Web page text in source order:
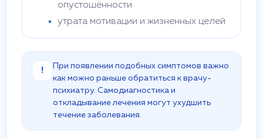
опустошённости
утрата мотивации и жизненных целей
!
При появлении подобных симптомов важно
как можно раньше обратиться к врачу-
психиатру. Самодиагностика и
откладывание лечения могут ухудшить
течение заболевания.